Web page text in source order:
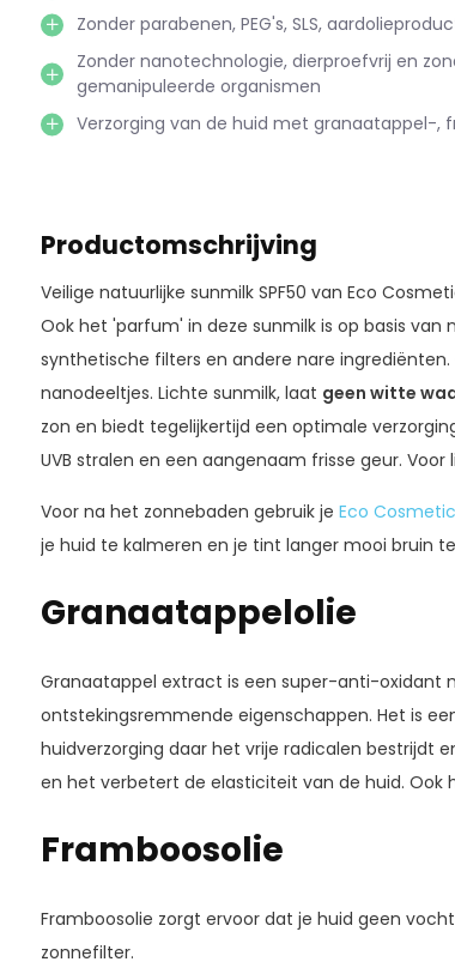
Zonder parabenen, PEG's, SLS,
Zonder nanotechnologie, dierproefvrij en
gemanipuleerde organismen
Verzorging van de huid met granaatappel-,
Productomschrijving
Veilige natuurlijke sunmilk SPF50 van Eco
Ook het 'parfum' in deze sunmilk is op basis van
synthetische filters en andere nare
nanodeeltjes. Lichte sunmilk, laat geen witte
zon en biedt tegelijkertijd een optimale
UVB stralen en een aangenaam frisse geur.
Voor na het zonnebaden gebruik je Eco
je huid te kalmeren en je tint langer mooi bruin
Granaatappelolie
Granaatappel extract is een super-anti-oxidant
ontstekingsremmende eigenschappen. Het is
huidverzorging daar het vrije radicalen bestrijdt
en het verbetert de elasticiteit van de huid. Ook
Framboosolie
Framboosolie zorgt ervoor dat je huid geen
zonnefilter.